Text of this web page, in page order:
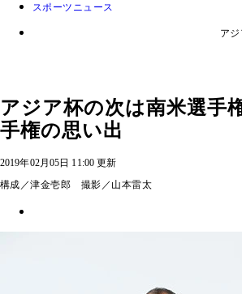
スポーツニュース
ア
アジア杯の次は南米選手
手権の思い出
2019年02月05日 11:00 更新
構成／津金壱郎 撮影／山本雷太